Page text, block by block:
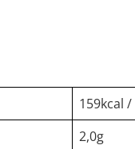
159kcal /
2,0g